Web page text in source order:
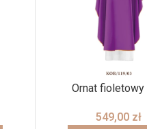
Ornat fioletowy
549,00 zł